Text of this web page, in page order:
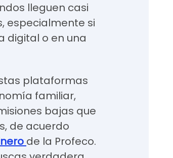
lleguen casi
especialmente si
digital o en una
plataformas
familiar,
bajas que
de acuerdo
de la Profeco.